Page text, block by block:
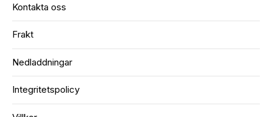
Kontakta oss
Frakt
Nedladdningar
Integritetspolicy